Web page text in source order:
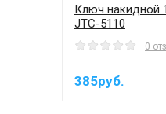
Ключ накидной
JTC-5110
0
385руб.